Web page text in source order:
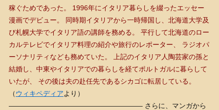
稼ぐためであった。 1996年にイタリア暮らしを綴ったエッセー
漫画でデビュー。
同時期イタリアから一時帰国し、北海道大学及
び札幌大学でイタリア語の講師を務める。 平行して北海道のロー
カルテレビでイタリア料理の紹介や旅行のレポーター、 ラジオパ
ーソナリティなども務めていた。
上記のイタリア人陶芸家の孫と
結婚し、中東やイタリアでの暮らしを経てポルトガルに暮らして
いたが、 その後は夫の赴任先であるシカゴに転居している。
（ウィキペディアより）
———————————————————– さらに、マンガから